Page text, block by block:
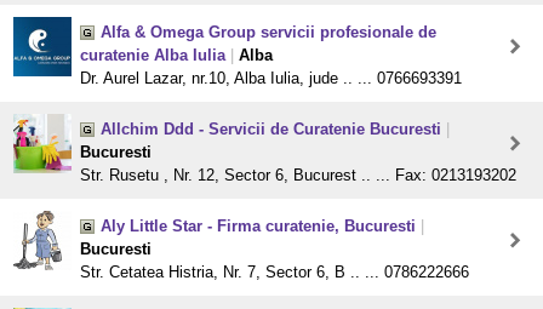
Alfa & Omega Group servicii profesionale de
curatenie Alba Iulia
Alba
Dr. Aurel Lazar, nr.10, Alba Iulia, jude .. ... 0766693391
Allchim Ddd - Servicii de Curatenie Bucuresti
Bucuresti
Str. Rusetu , Nr. 12, Sector 6, Bucurest .. ... Fax: 0213193202
Aly Little Star - Firma curatenie, Bucuresti
Bucuresti
Str. Cetatea Histria, Nr. 7, Sector 6, B .. ... 0786222666